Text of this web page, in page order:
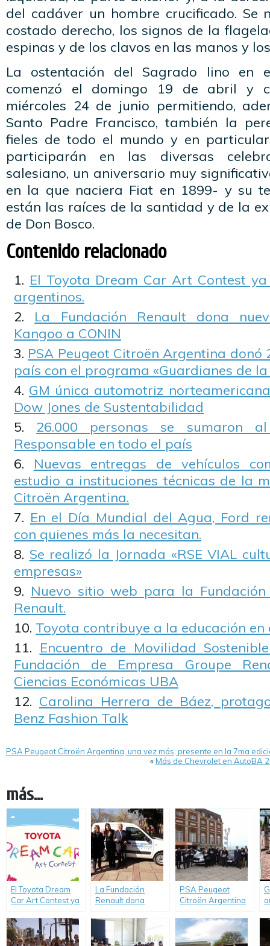
del cadáver un hombre crucificado. Se
costado derecho, los signos de la
espinas y de los clavos en las manos y
La ostentación del Sagrado lino en
comenzó el domingo 19 de abril y
miércoles 24 de junio permitiendo,
Santo Padre Francisco, también la
fieles de todo el mundo y en
participarán en las diversas
salesiano, un aniversario muy
en la que naciera Fiat en 1899- y su
están las raíces de la santidad y de la
de Don Bosco.
Contenido relacionado
El Toyota Dream Car Art Contest
argentinos.
La Fundación Renault dona
Kangoo a CONIN
PSA Peugeot Citroën Argentina donó
país con el programa «Guardianes de la
GM única automotriz
Dow Jones de Sustentabilidad
26.000 personas se sumaron
Responsable en todo el país
Nuevas entregas de vehículos
estudio a instituciones técnicas de la
Citroën Argentina.
En el Día Mundial del Agua, Ford
con quienes más la necesitan.
Se realizó la Jornada «RSE VIAL
empresas»
Nuevo sitio web para la Fundación
Renault.
Toyota contribuye a la educación en
Encuentro de Movilidad
Fundación de Empresa Groupe
Ciencias Económicas UBA
Carolina Herrera de Báez,
Benz Fashion Talk
PSA Peugeot Citroën Argentina, una vez más, presente en la 7ma
«Más de Chevrolet en AutoBA
más...
El Toyota Dream
Car Art Contest ya
ganadores
argentinos.
La Fundación
Renault dona
Renault Kangoo a
CONIN
PSA Peugeot
Citroën Argentina
a todo el país con
el programa
«Guardianes de la